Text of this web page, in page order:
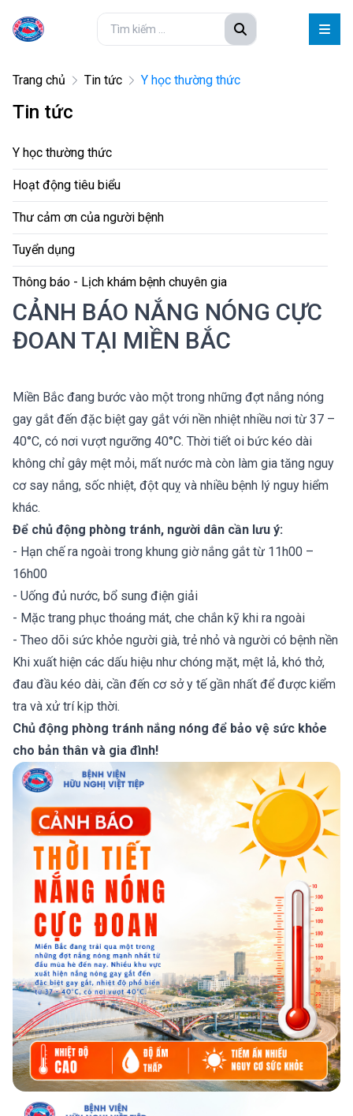
Trang chủ Tin tức Y học thường thức
Tin tức
Y học thường thức
Hoạt động tiêu biểu
Thư cảm ơn của người bệnh
Tuyển dụng
Thông báo - Lịch khám bệnh chuyên gia
CẢNH BÁO NẮNG NÓNG CỰC
ĐOAN TẠI MIỀN BẮC
Miền Bắc đang bước vào một trong những đợt nắng nóng
gay gắt đến đặc biệt gay gắt với nền nhiệt nhiều nơi từ 37 –
40°C, có nơi vượt ngưỡng 40°C. Thời tiết oi bức kéo dài
không chỉ gây mệt mỏi, mất nước mà còn làm gia tăng nguy
cơ say nắng, sốc nhiệt, đột quỵ và nhiều bệnh lý nguy hiểm
khác.
Để chủ động phòng tránh, người dân cần lưu ý:
- Hạn chế ra ngoài trong khung giờ nắng gắt từ 11h00 –
16h00
- Uống đủ nước, bổ sung điện giải
- Mặc trang phục thoáng mát, che chắn kỹ khi ra ngoài
- Theo dõi sức khỏe người già, trẻ nhỏ và người có bệnh nền
Khi xuất hiện các dấu hiệu như chóng mặt, mệt lả, khó thở,
đau đầu kéo dài, cần đến cơ sở y tế gần nhất để được kiểm
tra và xử trí kịp thời.
Chủ động phòng tránh nắng nóng để bảo vệ sức khỏe
cho bản thân và gia đình!